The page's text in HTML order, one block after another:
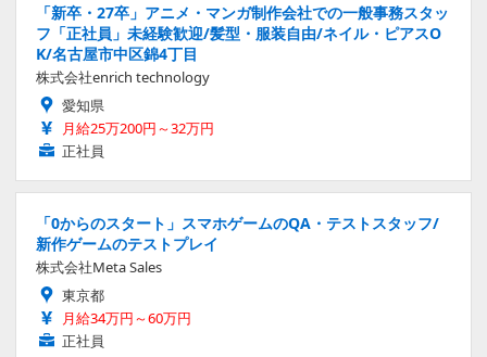
「新卒・27卒」アニメ・マンガ制作会社での一般事務スタッ
フ「正社員」未経験歓迎/髪型・服装自由/ネイル・ピアスO
K/名古屋市中区錦4丁目
株式会社enrich technology
愛知県
月給25万200円～32万円
正社員
「0からのスタート」スマホゲームのQA・テストスタッフ/
新作ゲームのテストプレイ
株式会社Meta Sales
東京都
月給34万円～60万円
正社員